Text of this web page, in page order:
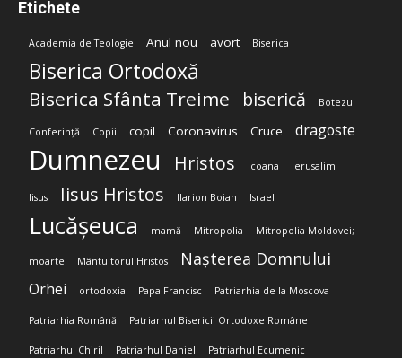
Etichete
Academia de Teologie Anul nou avort Biserica
Biserica Ortodoxă
Biserica Sfânta Treime biserică Botezul
Conferință Copii copil Coronavirus Cruce dragoste
Dumnezeu Hristos Icoana Ierusalim
Iisus Iisus Hristos Ilarion Boian Israel
Lucășeuca mamă Mitropolia Mitropolia Moldovei;
moarte Mântuitorul Hristos Nașterea Domnului
Orhei ortodoxia Papa Francisc Patriarhia de la Moscova
Patriarhia Română Patriarhul Bisericii Ortodoxe Române
Patriarhul Chiril Patriarhul Daniel Patriarhul Ecumenic